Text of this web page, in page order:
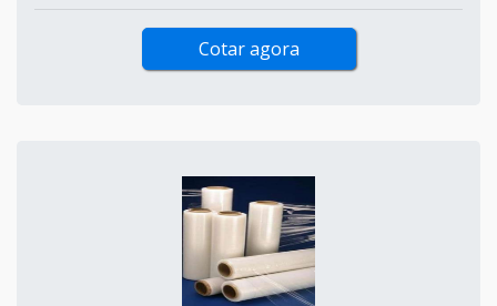
Cotar agora